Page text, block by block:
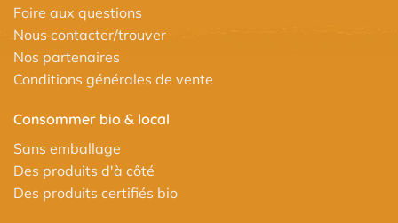
Foire aux questions
Nous contacter/trouver
Nos partenaires
Conditions générales de vente
Consommer bio & local
Sans emballage
Des produits d'à côté
Des produits certifiés bio